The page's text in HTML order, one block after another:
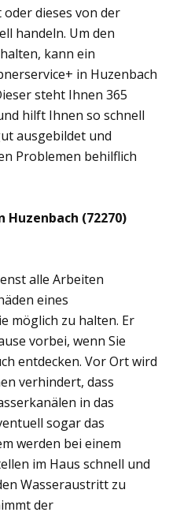
dieses von der
handeln. Um den
kann ein
in Huzenbach
steht Ihnen 365
hilft Ihnen so schnell
ausgebildet und
Problemen behilflich
(72270)
alle Arbeiten
eines
möglich zu halten. Er
vorbei, wenn Sie
entdecken. Vor Ort wird
verhindert, dass
in das
sogar das
werden bei einem
im Haus schnell und
Wasseraustritt zu
der